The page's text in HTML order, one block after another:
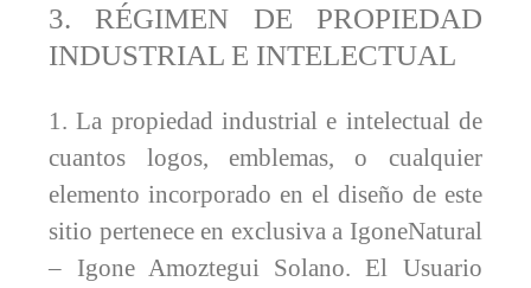
3. RÉGIMEN DE PROPIEDAD
INDUSTRIAL E INTELECTUAL
1. La propiedad industrial e intelectual de
cuantos logos, emblemas, o cualquier
elemento incorporado en el diseño de este
sitio pertenece en exclusiva a IgoneNatural
– Igone Amoztegui Solano. El Usuario